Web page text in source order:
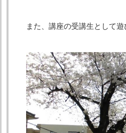
また、講座の受講生として